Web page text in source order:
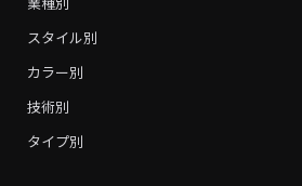
スタイル別
カラー別
技術別
タイプ別